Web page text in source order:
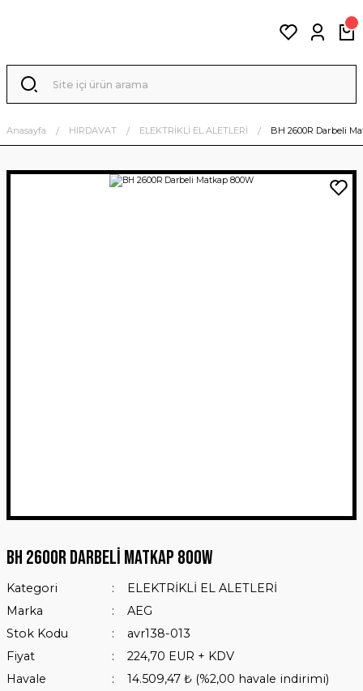
Anasayfa HIRDAVAT ELEKTRİKLİ EL ALETLERİ BH 2600R Darbeli
BH 2600R Darbeli Matkap 800W
Kategori
ELEKTRİKLİ EL ALETLERİ
Marka
AEG
Stok Kodu
avr138-013
Fiyat
224,70 EUR + KDV
Havale
14.509,47 ₺ (%2,00 havale indirimi)